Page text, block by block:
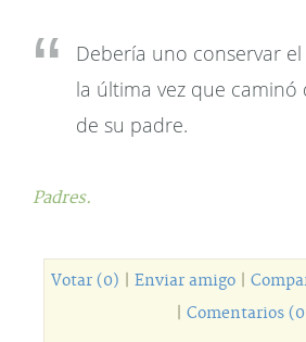
Debería uno conservar
la última vez que caminó
de su padre.
Padres.
Votar (0) Enviar amigo|
Comentarios